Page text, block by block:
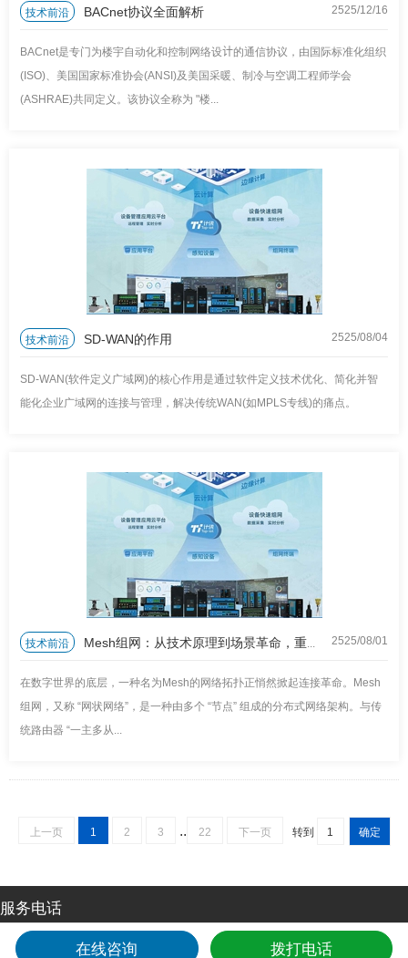
/16
2525/12
技术前沿 BACnet协议全面解析
BACnet是专门为楼宇自动化和控制网络设计的通信协议，由国际标准化组织
(ISO)、美国国家标准协会(ANSI)及美国采暖、制冷与空调工程师学会
(ASHRAE)共同定义。该协议全称为 "楼...
/04
2525/08
技术前沿 SD-WAN的作用
SD-WAN(软件定义广域网)的核心作用是通过软件定义技术优化、简化并智
能化企业广域网的连接与管理，解决传统WAN(如MPLS专线)的痛点。
/01
2525/08
技术前沿 Mesh组网：从技术原理到场景革命，重塑无处不在的连接体验
在数字世界的底层，一种名为Mesh的网络拓扑正悄然掀起连接革命。Mesh
组网，又称 “网状网络”，是一种由多个 “节点” 组成的分布式网络架构。与传
统路由器 “一主多从...
上一页 1 2 3 .. 22 下一页 转到
服务电话
在线咨询 拨打电话